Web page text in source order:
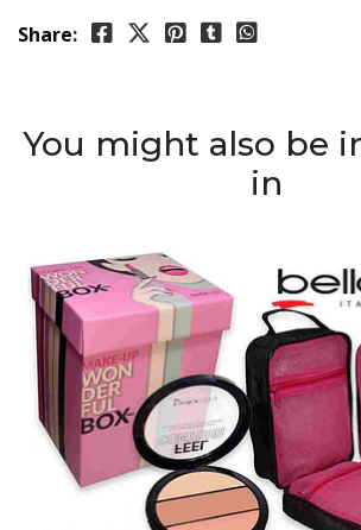
Share:
You might also be
in